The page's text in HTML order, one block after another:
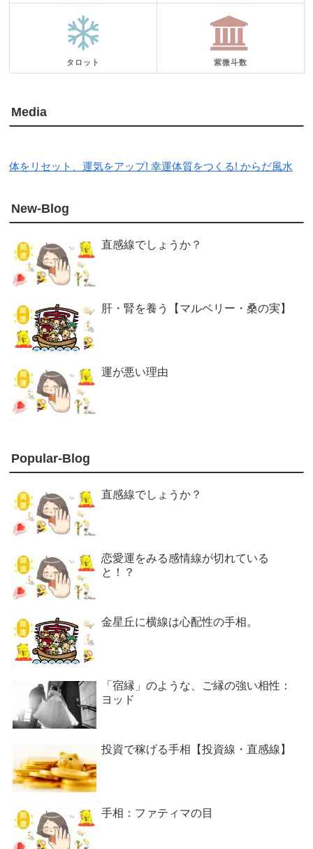
タロット 紫微斗数
Media
体をリセット、運気をアップ! 幸運体質をつくる! からだ風水
New-Blog
直感線でしょうか？
肝・腎を養う【マルベリー・桑の実】
運が悪い理由
Popular-Blog
直感線でしょうか？
恋愛運をみる感情線が切れている
と！？
金星丘に横線は心配性の手相。
「宿縁」のような、ご縁の強い相性：
ヨッド
投資で稼げる手相【投資線・直感線】
手相：ファティマの目